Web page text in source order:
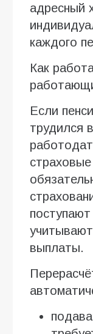
адресный
каждого
Как
Если
трудился
выплаты.